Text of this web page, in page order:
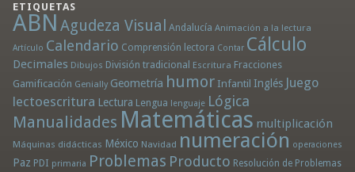
ETIQUETAS
ABN Agudeza Visual Andalucía Animación a la lectura
Artículo Calendario Comprensión lectora Contar Cálculo
Decimales Dibujos División tradicional Escritura Fracciones
Gamificación Genially Geometría humor Infantil Inglés Juego
lectoescritura Lectura Lengua lenguaje Lógica
Manualidades Matemáticas multiplicación
Máquinas didácticas México Navidad numeración operaciones
Paz PDI primaria Problemas Producto Resolución de Problemas